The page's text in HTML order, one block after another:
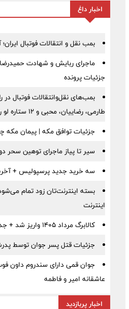
اخبار داغ
بمب نقل‌ و انتقالات فوتبال
ماجرای ربایش و شهادت
جزئیات پرونده
بمب‌های نقل‌وانتقالات فوتبال
طارمی، رضاییان، محبی و ۱۲ ستاره لو رفت
جزئیات توافق مکه | پیمان مکه
سیر تا پیاز ماجرای توهین سحر
سه خرید جدید پرسپولیس +
بسته اینترنت‌تان زود تمام
اینترنت
کالابرگ مرداد ۱۴۰۵ واریز شد + جدول زمان و مبلغ کالابرگ
جزئیات قتل پسر جوان توسط
جوان قمی دارای سندروم داون
عاشقانه امیر و فاطمه
اخبار پربازدید